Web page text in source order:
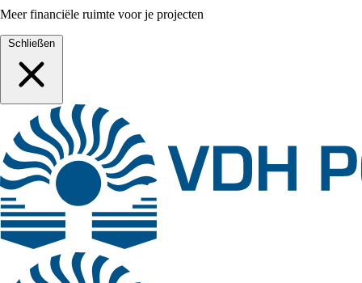
Meer financiële ruimte voor je projecten
Schließen